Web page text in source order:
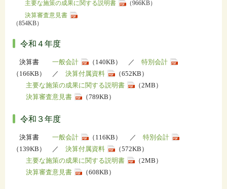
主要な施策の成果に関する説明書
（966KB）
決算審査意見書
（
令和４年度
決算書 一般会計 （140KB） ／ 特別会計
（166KB） ／ 決算付属資料
（652KB）
主要な施策の成果に関する説明書
（2MB）
決算審査意見書
（789KB）
令和３年度
決算書 一般会計 （116KB） ／ 特別会計
（139KB） ／ 決算付属資料
（572KB）
主要な施策の成果に関する説明書
（2MB）
決算審査意見書
（608KB）